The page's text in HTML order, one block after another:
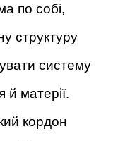
по собі,
структуру
систему
й матерії.
кордон